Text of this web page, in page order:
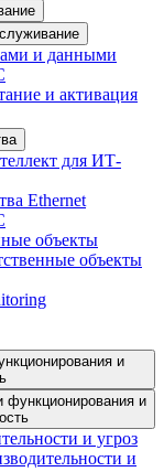
и данными
и активация
для ИТ-
Ethernet
объекты
объекты
и
функционирования и
и угроз
и